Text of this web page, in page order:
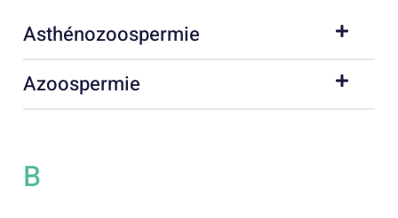
Asthénozoospermie
Azoospermie
B